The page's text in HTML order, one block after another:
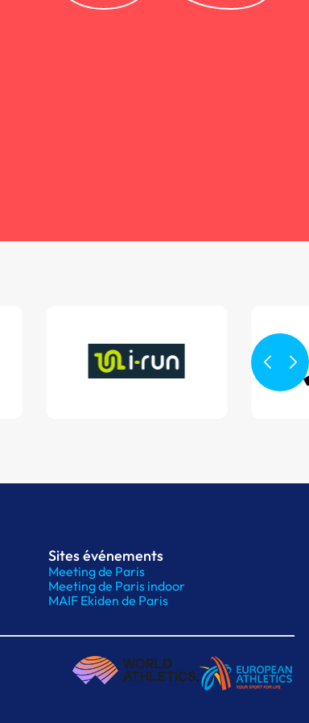
Sites événements
Meeting de Paris
Meeting de Paris indoor
MAIF Ekiden de Paris